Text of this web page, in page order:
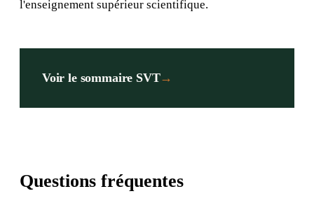
l'enseignement supérieur scientifique.
Voir le sommaire SVT→
Questions fréquentes